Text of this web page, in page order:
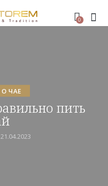
0
ЧАЕ
пить
21.04.2023